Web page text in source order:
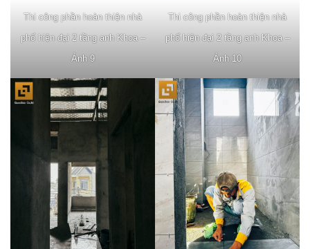
Thi công phần hoàn thiện nhà
phố hiện đại 2 tầng anh Khoa –
Ảnh 9
Thi công phần hoàn thiện nhà
phố hiện đại 2 tầng anh Khoa –
Ảnh 10